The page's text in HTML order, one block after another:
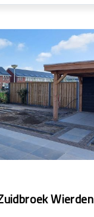
Wierden